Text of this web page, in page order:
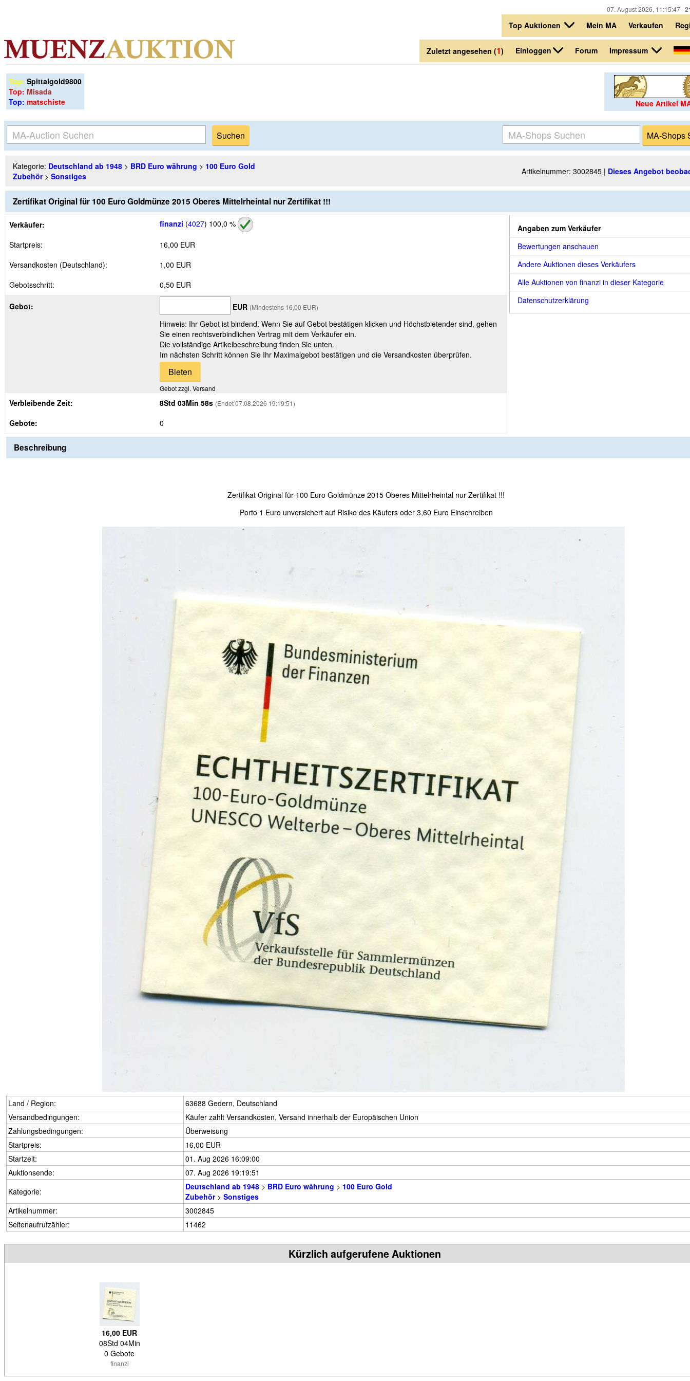
07. August 2026, 11:15:47
Top Auktionen Mein MA Verkaufen
Zuletzt angesehen (1) Einloggen Forum Impressum
Top: Spittalgold9800
Top: Misada
Top: matschiste Neue Artikel
Kategorie: Deutschland ab 1948 > BRD Euro währung > 100 Euro Gold
Zubehör> Sonstiges Artikelnummer: 3002845 | Dieses Angebot
Zertifikat Original für 100 Euro Goldmünze 2015 Oberes Mittelrheintal nur Zertifikat !!!
Verkäufer: finanzi (4027) 100,0 %
Startpreis:
16,00 EUR
Versandkosten (Deutschland):
1,00 EUR
Gebotsschritt:
0,50 EUR
Gebot: EUR (Mindestens 16,00 EUR)
Hinweis: Ihr Gebot ist bindend. Wenn Sie auf Gebot bestätigen klicken und Höchstbietender sind, gehen
Sie einen rechtsverbindlichen Vertrag mit dem Verkäufer ein.
Die vollständige Artikelbeschreibung finden Sie unten.
Im nächsten Schritt können Sie Ihr Maximalgebot bestätigen und die Versandkosten überprüfen.
Gebot zzgl. Versand
Verbleibende Zeit: 8Std 03Min 57s (Endet 07.08.2026 19:19:51)
Gebote: 0
Angaben zum Verkäufer
Bewertungen anschauen
Andere Auktionen dieses Verkäufers
Alle Auktionen von finanzi in dieser Kategorie
Datenschutzerklärung
Beschreibung
Zertifikat Original für 100 Euro Goldmünze 2015 Oberes Mittelrheintal nur Zertifikat !!!
Porto 1 Euro unversichert auf Risiko des Käufers oder 3,60 Euro Einschreiben
Land / Region:
63688 Gedern, Deutschland
Versandbedingungen:
Käufer zahlt Versandkosten, Versand innerhalb der Europäischen Union
Zahlungsbedingungen:
Überweisung
Startpreis:
16,00 EUR
Startzeit:
01. Aug 2026 16:09:00
Auktionsende:
07. Aug 2026 19:19:51
Kategorie:
Deutschland ab 1948 > BRD Euro währung > 100 Euro Gold
Zubehör> Sonstiges
Artikelnummer:
3002845
Seitenaufrufzähler:
11462
Kürzlich aufgerufene Auktionen
16,00 EUR
08Std 04Min
0 Gebote
finanzi